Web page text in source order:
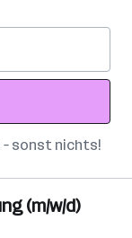
– sonst nichts!
(m/w/d)